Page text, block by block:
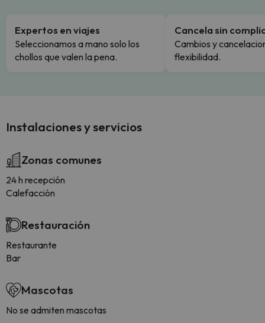
Expertos en viajes
Seleccionamos a mano solo los
chollos que valen la pena.
Cancela sin
Cambios y
flexibilidad.
Instalaciones y servicios
Zonas comunes
24 h recepción
Calefacción
Restauración
Restaurante
Bar
Mascotas
No se admiten mascotas